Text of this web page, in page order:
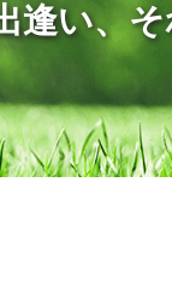
逢い、